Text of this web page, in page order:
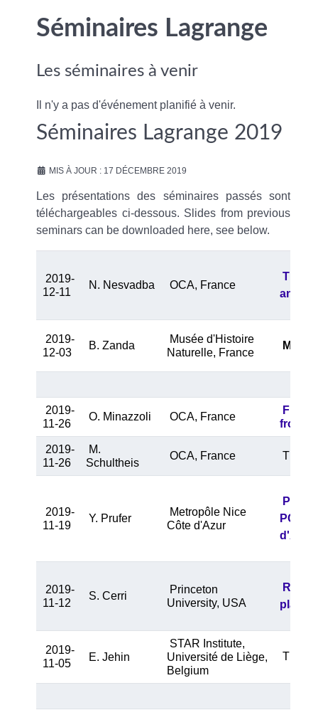
Séminaires Lagrange
Les séminaires à venir
Il n'y a pas d'événement planifié à venir.
Séminaires Lagrange 2019
MIS À JOUR : 17 DÉCEMBRE 2019
Les présentations des séminaires passés sont
téléchargeables ci-dessous. Slides from previous
seminars can be downloaded here, see below.
2019-
12-11
N. Nesvadba OCA, France
The
and
2019-
12-03
B. Zanda
Musée d'Histoire
Naturelle, France
2019-
11-26
O. Minazzoli OCA, France
First
from
2019-
11-26
M.
Schultheis
OCA, France The
2019-
11-19
Y. Prufer
Metropôle Nice
Côte d'Azur
d'Azur
2019-
11-12
S. Cerri
Princeton
University, USA
2019-
11-05
E. Jehin
STAR Institute,
Université de Liège,
Belgium